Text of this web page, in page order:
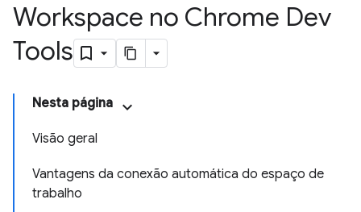
Workspace no Chrome Dev
Tools
Nesta página
Visão geral
Vantagens da conexão automática do espaço de
trabalho